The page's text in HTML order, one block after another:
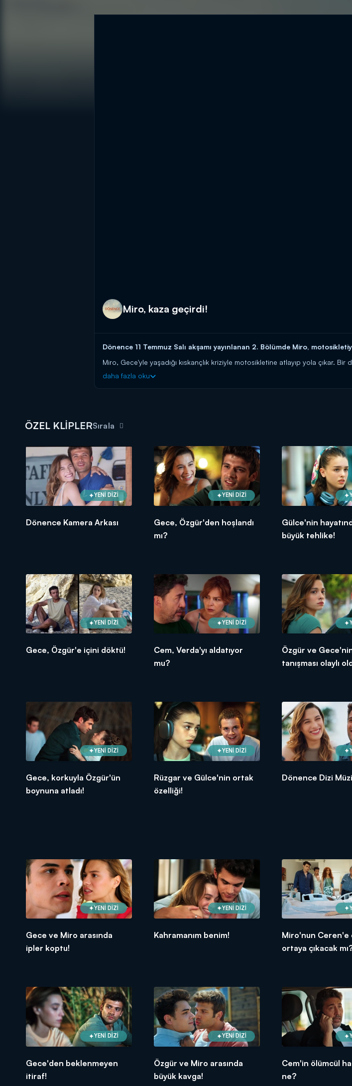
Miro, kaza geçirdi!
Dönence 11 Temmuz Salı akşamı yayınlanan 2. Bölümde Miro,
Miro, Gece'yle yaşadığı kıskançlık kriziyle motosikletine atlayıp yola çıkar.
virajlı yolda karşısına çıkan bir kıza çarpar. Miro, geçirdiği kazayla büyük bir
daha fazla oku
ÖZEL KLİPLERSırala
YENİ DİZİ
Dönence Kamera Arkası
YENİ DİZİ
Gece, Özgür'den hoşlandı
mı?
Gülce'nin
büyük tehlike!
YENİ DİZİ
Gece, Özgür'e içini döktü!
YENİ DİZİ
Cem, Verda'yı aldatıyor
mu?
Özgür ve
tanışması olaylı
YENİ DİZİ
Gece, korkuyla Özgür'ün
boynuna atladı!
YENİ DİZİ
Rüzgar ve Gülce'nin ortak
özelliği!
Dönence Dizi
YENİ DİZİ
Gece ve Miro arasında
ipler koptu!
YENİ DİZİ
Kahramanım benim!
Miro'nun Ceren'e
ortaya çıkacak
YENİ DİZİ
Gece'den beklenmeyen
itiraf!
YENİ DİZİ
Özgür ve Miro arasında
büyük kavga!
Cem'in ölümcül
ne?